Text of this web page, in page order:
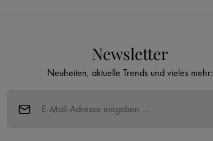
Newsletter
Neuheiten, aktuelle Trends und vieles mehr: